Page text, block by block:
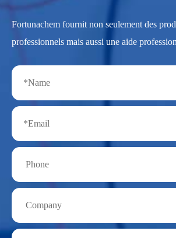
Fortunachem fournit non seulement des
professionnels mais aussi une aide